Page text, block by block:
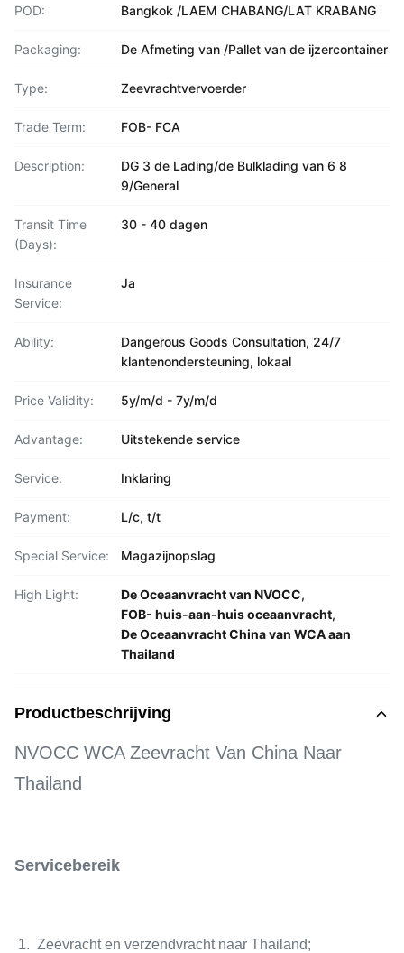
POD: Bangkok /LAEM CHABANG/LAT KRABANG
Packaging: De Afmeting van /Pallet van de ijzercontainer
Type: Zeevrachtvervoerder
Trade Term: FOB- FCA
Description:
DG 3 de Lading/de Bulklading van 6 8
9/General
Transit Time
(Days):
30 - 40 dagen
Insurance
Service:
Ja
Ability:
Dangerous Goods Consultation, 24/7
klantenondersteuning, lokaal
Price Validity: 5y/m/d - 7y/m/d
Advantage: Uitstekende service
Service: Inklaring
Payment: L/c, t/t
Special Service: Magazijnopslag
High Light: De Oceaanvracht van NVOCC,
FOB- huis-aan-huis oceaanvracht,
De Oceaanvracht China van WCA aan
Thailand
Productbeschrijving
NVOCC WCA Zeevracht Van China Naar
Thailand
Servicebereik
1. Zeevracht en verzendvracht naar Thailand;